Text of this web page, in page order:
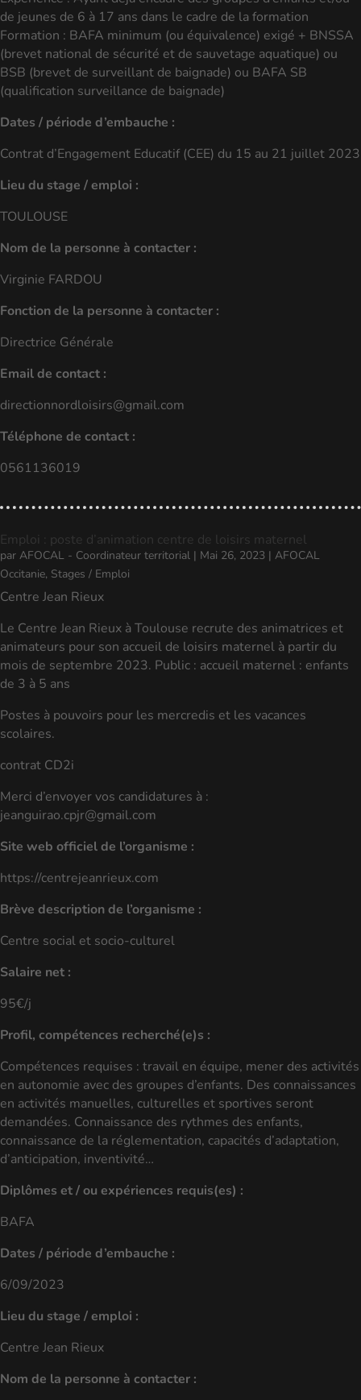
de jeunes de 6 à 17 ans dans le cadre de la formation
Formation : BAFA minimum (ou équivalence) exigé + BNSSA
(brevet national de sécurité et de sauvetage aquatique) ou
BSB (brevet de surveillant de baignade) ou BAFA SB
(qualification surveillance de baignade)
Dates / période d’embauche :
Contrat d’Engagement Educatif (CEE) du 15 au 21 juillet 2023
Lieu du stage / emploi :
TOULOUSE
Nom de la personne à contacter :
Virginie FARDOU
Fonction de la personne à contacter :
Directrice Générale
Email de contact :
directionnordloisirs@gmail.com
Téléphone de contact :
0561136019
Emploi : poste d’animation centre de loisirs maternel
par AFOCAL - Coordinateur territorial | Mai 26, 2023 | AFOCAL
Occitanie, Stages / Emploi
Centre Jean Rieux
Le Centre Jean Rieux à Toulouse recrute des animatrices et
animateurs pour son accueil de loisirs maternel à partir du
mois de septembre 2023. Public : accueil maternel : enfants
de 3 à 5 ans
Postes à pouvoirs pour les mercredis et les vacances
scolaires.
contrat CD2i
Merci d’envoyer vos candidatures à :
jeanguirao.cpjr@gmail.com
Site web officiel de l’organisme :
https://centrejeanrieux.com
Brève description de l’organisme :
Centre social et socio-culturel
Salaire net :
95€/j
Profil, compétences recherché(e)s :
Compétences requises : travail en équipe, mener des activités
en autonomie avec des groupes d’enfants. Des connaissances
en activités manuelles, culturelles et sportives seront
demandées. Connaissance des rythmes des enfants,
connaissance de la réglementation, capacités d’adaptation,
d’anticipation, inventivité…
Diplômes et / ou expériences requis(es) :
BAFA
Dates / période d’embauche :
6/09/2023
Lieu du stage / emploi :
Centre Jean Rieux
Nom de la personne à contacter :